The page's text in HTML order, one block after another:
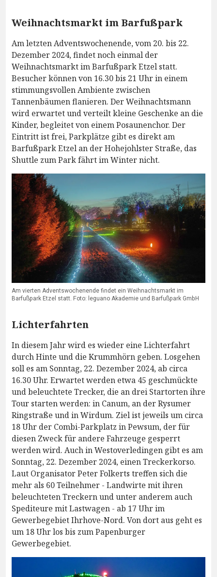
Weihnachtsmarkt im Barfußpark
Am letzten Adventswochenende, vom 20. bis 22.
Dezember 2024, findet noch einmal der
Weihnachtsmarkt im Barfußpark Etzel statt.
Besucher können von 16.30 bis 21 Uhr in einem
stimmungsvollen Ambiente zwischen
Tannenbäumen flanieren. Der Weihnachtsmann
wird erwartet und verteilt kleine Geschenke an die
Kinder, begleitet von einem Posaunenchor. Der
Eintritt ist frei, Parkplätze gibt es direkt am
Barfußpark Etzel an der Hohejohlster Straße, das
Shuttle zum Park fährt im Winter nicht.
Am vierten Adventswochenende findet ein Weihnachtsmarkt im
Barfußpark Etzel statt. Foto: leguano Akademie und Barfußpark GmbH
Lichterfahrten
In diesem Jahr wird es wieder eine Lichterfahrt
durch Hinte und die Krummhörn geben. Losgehen
soll es am Sonntag, 22. Dezember 2024, ab circa
16.30 Uhr. Erwartet werden etwa 45 geschmückte
und beleuchtete Trecker, die an drei Startorten ihre
Tour starten werden: in Canum, an der Rysumer
Ringstraße und in Wirdum. Ziel ist jeweils um circa
18 Uhr der Combi-Parkplatz in Pewsum, der für
diesen Zweck für andere Fahrzeuge gesperrt
werden wird. Auch in Westoverledingen gibt es am
Sonntag, 22. Dezember 2024, einen Treckerkorso.
Laut Organisator Peter Folkerts treffen sich die
mehr als 60 Teilnehmer - Landwirte mit ihren
beleuchteten Treckern und unter anderem auch
Spediteure mit Lastwagen - ab 17 Uhr im
Gewerbegebiet Ihrhove-Nord. Von dort aus geht es
um 18 Uhr los bis zum Papenburger
Gewerbegebiet.